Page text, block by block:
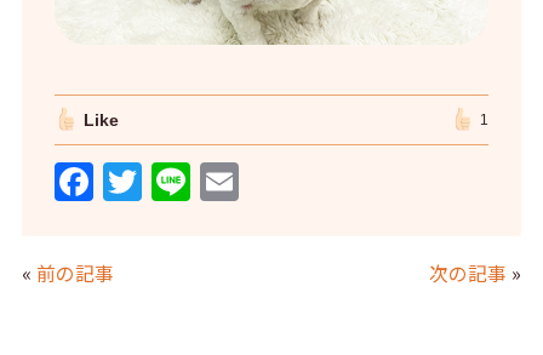
Like 1
F
c
e
T Li E
« 前の記事 次の記事 »